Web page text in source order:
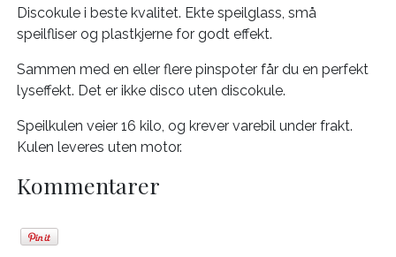
Discokule i beste kvalitet. Ekte speilglass, små
speilfliser og plastkjerne for godt effekt.
Sammen med en eller flere pinspoter får du en perfekt
lyseffekt. Det er ikke disco uten discokule.
Speilkulen veier 16 kilo, og krever varebil under frakt.
Kulen leveres uten motor.
Kommentarer